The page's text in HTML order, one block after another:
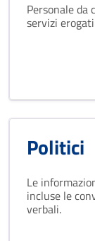
Personale
servizi
Politici
Le
incluse le
verbali.